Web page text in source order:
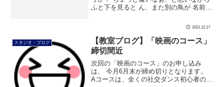
ふと下を見ると ん、また別の鳥が 名前は
冷たいと思いますが、 芦屋川は野鳥の憩
2021.12.17
スタジオ・ブログ
【教室ブログ】「映画のコース」
締切間近
次回の「映画のコース」のお申し込み
は、 今月6月末が締め切りとなります。
Aコースは、全くの社交ダンス初心者の方